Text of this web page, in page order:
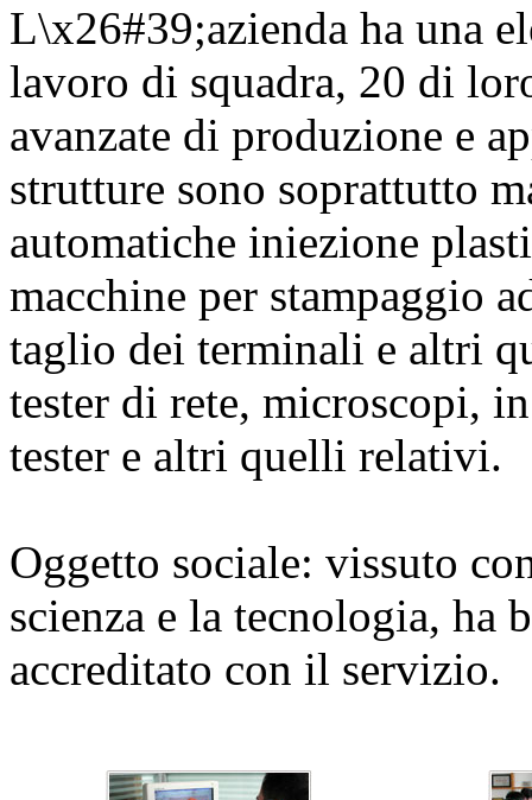
L\x26#39;azienda ha una
lavoro di squadra, 20 di
avanzate di produzione e
strutture sono soprattutto
automatiche iniezione
macchine per stampaggio
taglio dei terminali e altri
tester di rete, microscopi,
tester e altri quelli relativi.
Oggetto sociale: vissuto
scienza e la tecnologia, ha
accreditato con il servizio.